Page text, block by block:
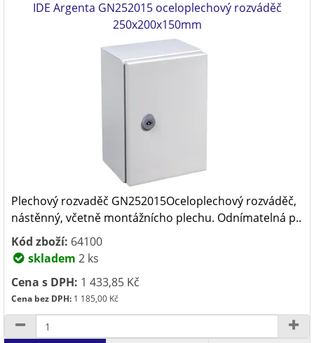
IDE Argenta GN252015 oceloplechový rozváděč
250x200x150mm
Plechový rozvaděč GN252015Oceloplechový rozváděč,
nástěnný, včetně montážnícho plechu. Odnímatelná p..
Kód zboží: 64100
skladem 2 ks
Cena s DPH: 1 433,85 Kč
Cena bez DPH: 1 185,00 Kč